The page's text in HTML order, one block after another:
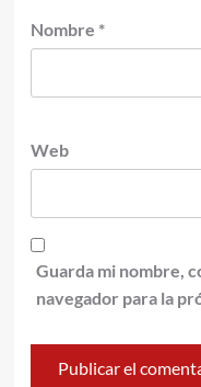
Nombre *
Web
Guarda mi nombre,
navegador para la